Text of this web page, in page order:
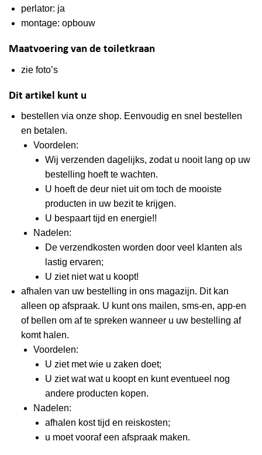
perlator: ja
montage: opbouw
Maatvoering van de toiletkraan
zie foto’s
Dit artikel kunt u
bestellen via onze shop. Eenvoudig en snel bestellen
en betalen.
Voordelen:
Wij verzenden dagelijks, zodat u nooit lang op uw
bestelling hoeft te wachten.
U hoeft de deur niet uit om toch de mooiste
producten in uw bezit te krijgen.
U bespaart tijd en energie!!
Nadelen:
De verzendkosten worden door veel klanten als
lastig ervaren;
U ziet niet wat u koopt!
afhalen van uw bestelling in ons magazijn. Dit kan
alleen op afspraak. U kunt ons mailen, sms-en, app-en
of bellen om af te spreken wanneer u uw bestelling af
komt halen.
Voordelen:
U ziet met wie u zaken doet;
U ziet wat wat u koopt en kunt eventueel nog
andere producten kopen.
Nadelen:
afhalen kost tijd en reiskosten;
u moet vooraf een afspraak maken.